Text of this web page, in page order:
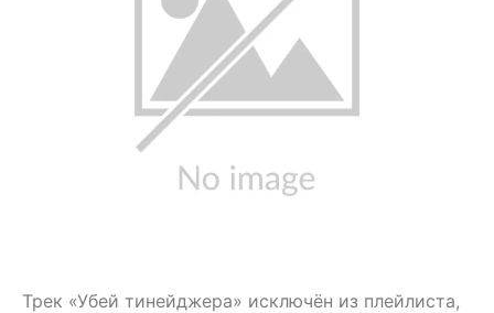
Трек «Убей тинейджера» исключён из плейлиста,